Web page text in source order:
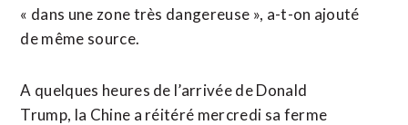
« dans une zone très dangereuse », a-t-on ajouté
de même source.
A quelques heures de l’arrivée de Donald
Trump, la Chine a réitéré mercredi sa ferme